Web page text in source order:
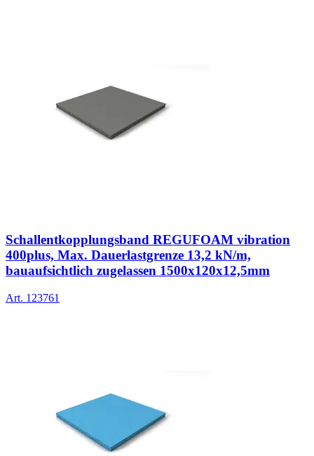
Schallentkopplungsband REGUFOAM vibration
400plus, Max. Dauerlastgrenze 13,2 kN/m,
bauaufsichtlich zugelassen 1500x120x12,5mm
Art. 123761